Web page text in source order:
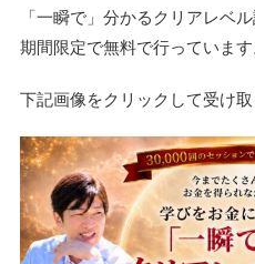
「一瞬で」分かるクリアレベ
期間限定で無料で行っています
下記画像をクリックして受け取